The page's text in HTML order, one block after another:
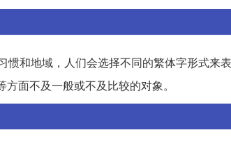
和地域，人们会选择不同的繁体字形式来表
面不及一般或不及比较的对象。